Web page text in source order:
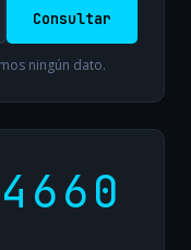
Consultar
ningún dato.